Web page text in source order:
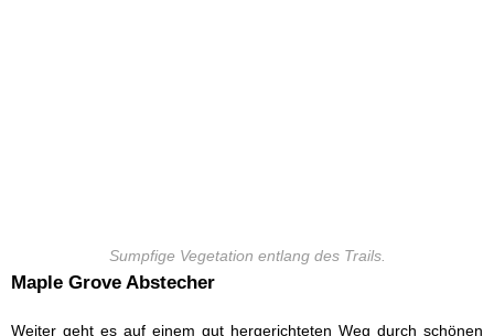
Sumpfige Vegetation entlang des Trails.
Maple Grove Abstecher
Weiter geht es auf einem gut hergerichteten Weg durch schönen